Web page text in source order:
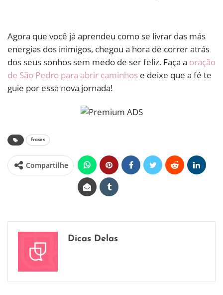
Agora que você já aprendeu como se livrar das más
energias dos inimigos, chegou a hora de correr atrás
dos seus sonhos sem medo de ser feliz. Faça a oração
de São Pedro para abrir caminhos e deixe que a fé te
guie por essa nova jornada!
frases
Compartilhe
Dicas Delas